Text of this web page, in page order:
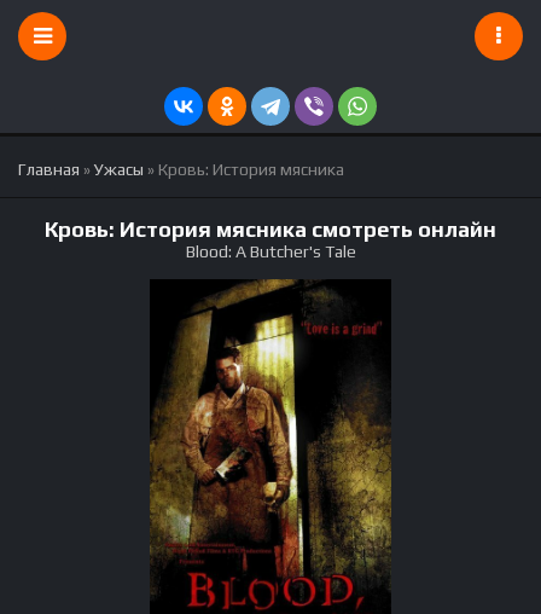
Главная »Ужасы » Кровь: История мясника
Кровь: История мясника смотреть онлайн
Blood: A Butcher's Tale